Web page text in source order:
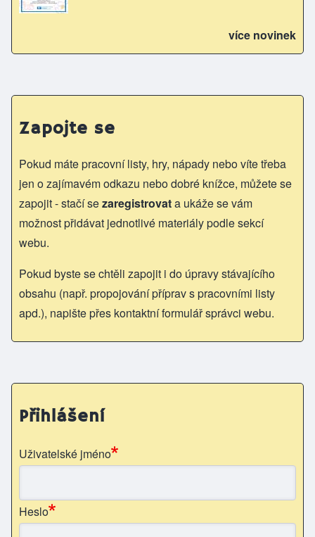
více novinek
Zapojte se
Pokud máte pracovní listy, hry, nápady nebo víte třeba
jen o zajímavém odkazu nebo dobré knížce, můžete se
zapojit - stačí sezaregistrovata ukáže se vám
možnost přidávat jednotlivé materiály podle sekcí
webu.
Pokud byste se chtěli zapojit i do úpravy stávajícího
obsahu (např. propojování příprav s pracovními listy
apd.), napište přes kontaktní formulář správci webu.
Přihlášení
Uživatelské jméno
Heslo